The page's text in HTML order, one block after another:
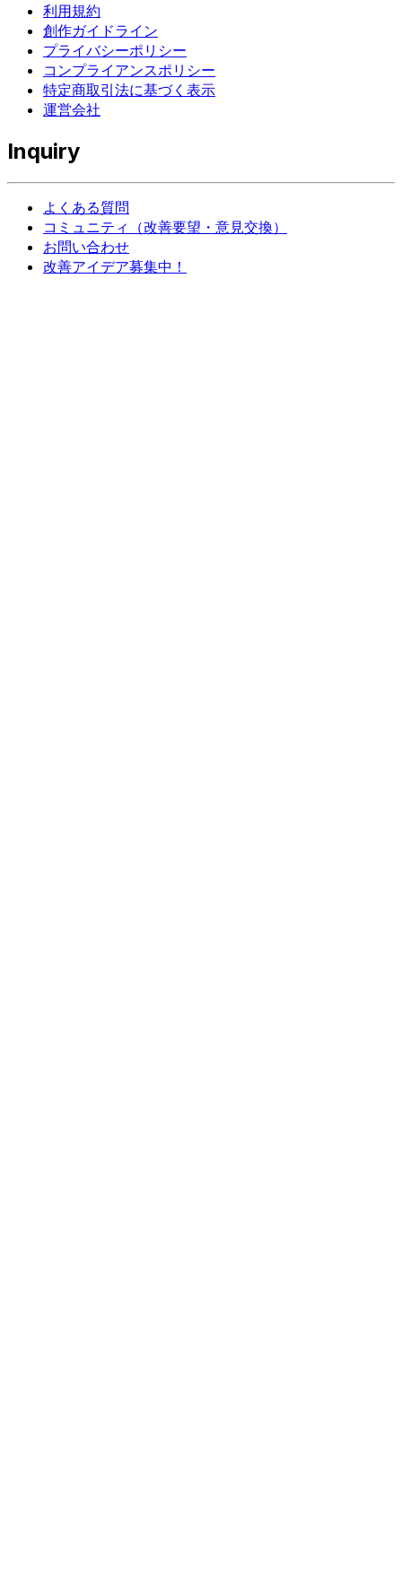
利用規約
創作ガイドライン
プライバシーポリシー
コンプライアンスポリシー
特定商取引法に基づく表示
運営会社
Inquiry
よくある質問
コミュニティ（改善要望・意見交換）
お問い合わせ
改善アイデア募集中！